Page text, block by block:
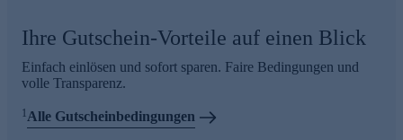
Ihre Gutschein-Vorteile auf einen Blick
Einfach einlösen und sofort sparen. Faire Bedingungen und
volle Transparenz.
1Alle Gutscheinbedingungen